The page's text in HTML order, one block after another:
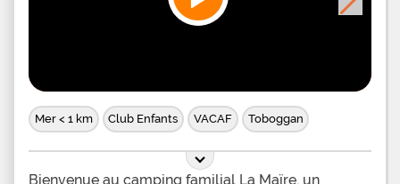
Mer < 1 km Club Enfants VACAF Toboggan
Bienvenue au camping familial La Maïre, un